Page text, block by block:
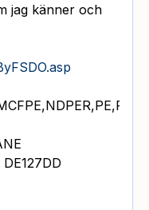
jag känner och